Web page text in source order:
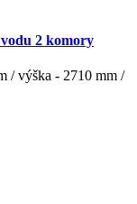
2 komory
/ výška - 2710 mm /